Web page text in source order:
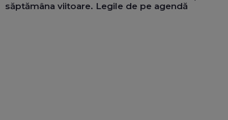
săptămâna viitoare. Legile de pe agendă